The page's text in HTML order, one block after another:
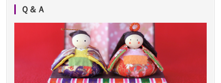
2026/07/31 12:32
2026/07/31 10:29 京都市の方からお申込み
2026/07/31 08:41 埼玉県の方からお申込み
2026/07/30 22:27 墨田区の方からお申込み
供養の内容（料金や送り方等）がとて
も丁寧に説...
2026/07/18つい先日も利用させていただきまし
Ｑ＆Ａ